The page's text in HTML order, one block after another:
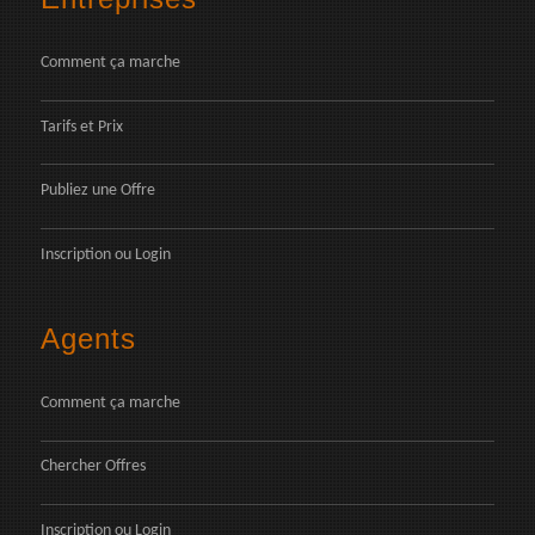
Comment ça marche
Tarifs et Prix
Publiez une Offre
Inscription ou Login
Agents
Comment ça marche
Chercher Offres
Inscription ou Login